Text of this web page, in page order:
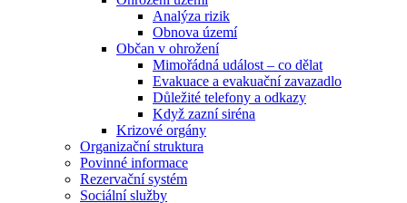
Analýza rizik
Obnova území
Občan v ohrožení
Mimořádná událost – co dělat
Evakuace a evakuační zavazadlo
Důležité telefony a odkazy
Když zazní siréna
Krizové orgány
Organizační struktura
Povinné informace
Rezervační systém
Sociální služby